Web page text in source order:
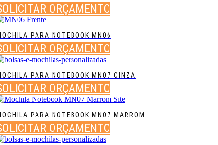
ORÇAMENTO
PARA NOTEBOOK MN06
ORÇAMENTO
PARA NOTEBOOK MN07 CINZA
ORÇAMENTO
PARA NOTEBOOK MN07 MARROM
ORÇAMENTO